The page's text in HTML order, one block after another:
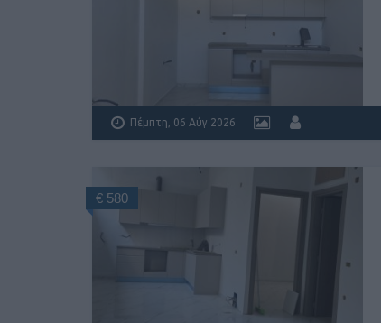
Πέμπτη, 06 Αύγ 2026
€ 580